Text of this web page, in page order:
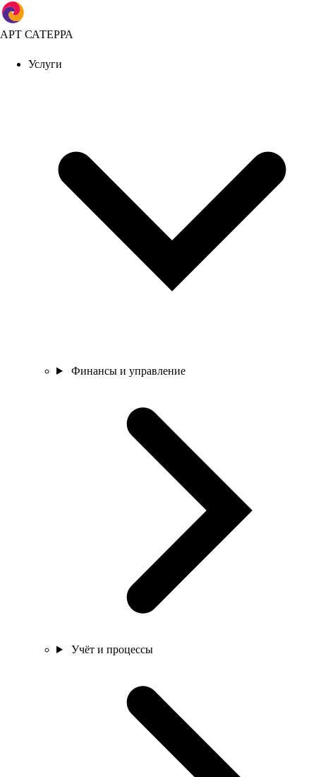
АРТ САТЕРРА
Услуги
Финансы и управление
Учёт и процессы